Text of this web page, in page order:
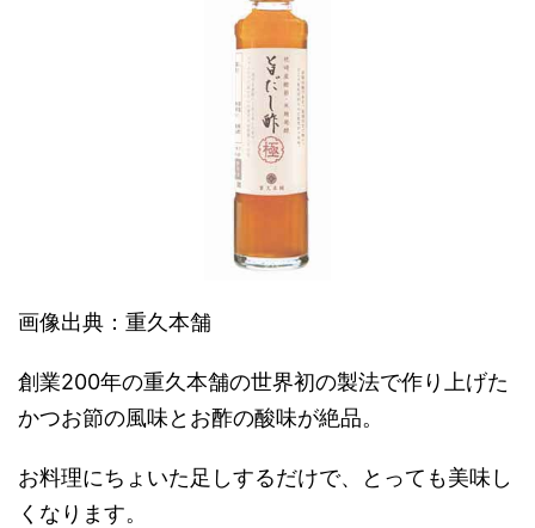
画像出典：重久本舗
創業200年の重久本舗の世界初の製法で作り上げた
かつお節の風味とお酢の酸味が絶品。
お料理にちょいた足しするだけで、とっても美味し
くなります。